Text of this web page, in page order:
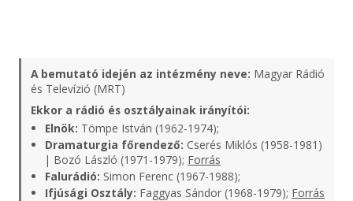
A bemutató idején az intézmény neve: Magyar Rádió
és Televízió (MRT)
Ekkor a rádió és osztályainak irányítói:
Elnök: Tömpe István (1962-1974);
Dramaturgia főrendező: Cserés Miklós (1958-1981)
| Bozó László (1971-1979); Forrás
Falurádió: Simon Ferenc (1967-1988);
Ifjúsági Osztály: Faggyas Sándor (1968-1979); Forrás